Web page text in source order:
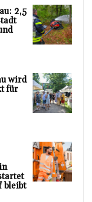
2,5
wird
für
bleibt